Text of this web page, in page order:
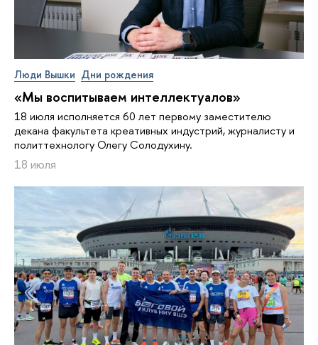
Люди Вышки Дни рождения
«Мы воспитываем интеллектуалов»
18 июля исполняется 60 лет первому заместителю
декана факультета креативных индустрий, журналисту и
политтехнологу Олегу Солодухину.
18 июля